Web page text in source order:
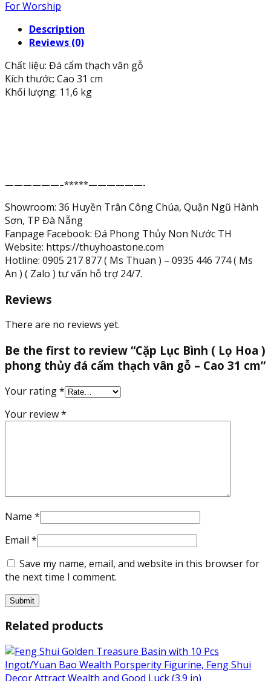
(
Hoa
)
thủy
đá
cẩm
quantity
For Worship
Description
Reviews (0)
Chất liệu: Đá cẩm thạch vân gỗ
Kích thước: Cao 31 cm
Khối lượng: 11,6 kg
——————–*****——————-
Showroom: 36 Huyền Trân Công Chúa, Quận Ngũ Hành
Sơn, TP Đà Nẵng
Fanpage Facebook: Đá Phong Thủy Non Nước TH
Website: https://thuyhoastone.com
Hotline: 0905 217 877 ( Ms Thuan ) – 0935 446 774 ( Ms
An ) ( Zalo ) tư vấn hỗ trợ 24/7.
Reviews
There are no reviews yet.
Be the first to review “Cặp Lục Bình ( Lọ Hoa )
phong thủy đá cẩm thạch vân gỗ – Cao 31 cm”
Your rating*
Your review*
Name *
Email *
Save my name, email, and website in this browser for
the next time I comment.
Related products